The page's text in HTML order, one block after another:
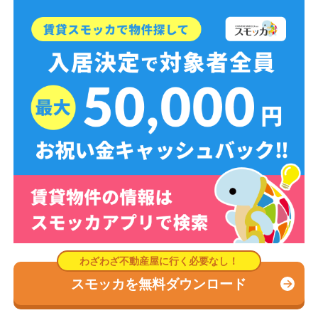
スモッカを無料ダウンロード